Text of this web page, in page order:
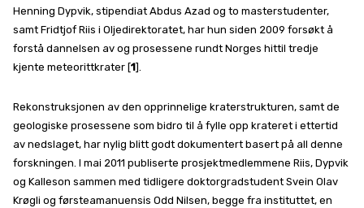
Henning Dypvik, stipendiat Abdus Azad og to masterstudenter,
samt Fridtjof Riis i Oljedirektoratet, har hun siden 2009 forsøkt å
forstå dannelsen av og prosessene rundt Norges hittil tredje
kjente meteorittkrater [1].
Rekonstruksjonen av den opprinnelige kraterstrukturen, samt de
geologiske prosessene som bidro til å fylle opp krateret i ettertid
av nedslaget, har nylig blitt godt dokumentert basert på all denne
forskningen. I mai 2011 publiserte prosjektmedlemmene Riis, Dypvik
og Kalleson sammen med tidligere doktorgradstudent Svein Olav
Krøgli og førsteamanuensis Odd Nilsen, begge fra instituttet, en